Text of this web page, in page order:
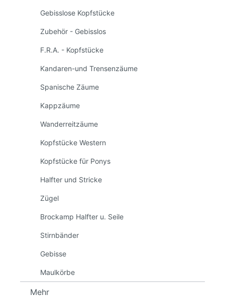
Gebisslose Kopfstücke
Zubehör - Gebisslos
F.R.A. - Kopfstücke
Kandaren-und Trensenzäume
Spanische Zäume
Kappzäume
Wanderreitzäume
Kopfstücke Western
Kopfstücke für Ponys
Halfter und Stricke
Zügel
Brockamp Halfter u. Seile
Stirnbänder
Gebisse
Maulkörbe
Mehr